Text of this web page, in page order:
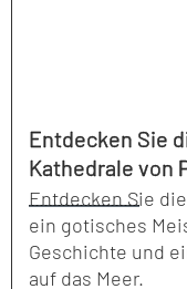
Entdecken Sie
Kathedrale von
Entdecken Sie
ein gotisches
Geschichte und
auf das Meer.